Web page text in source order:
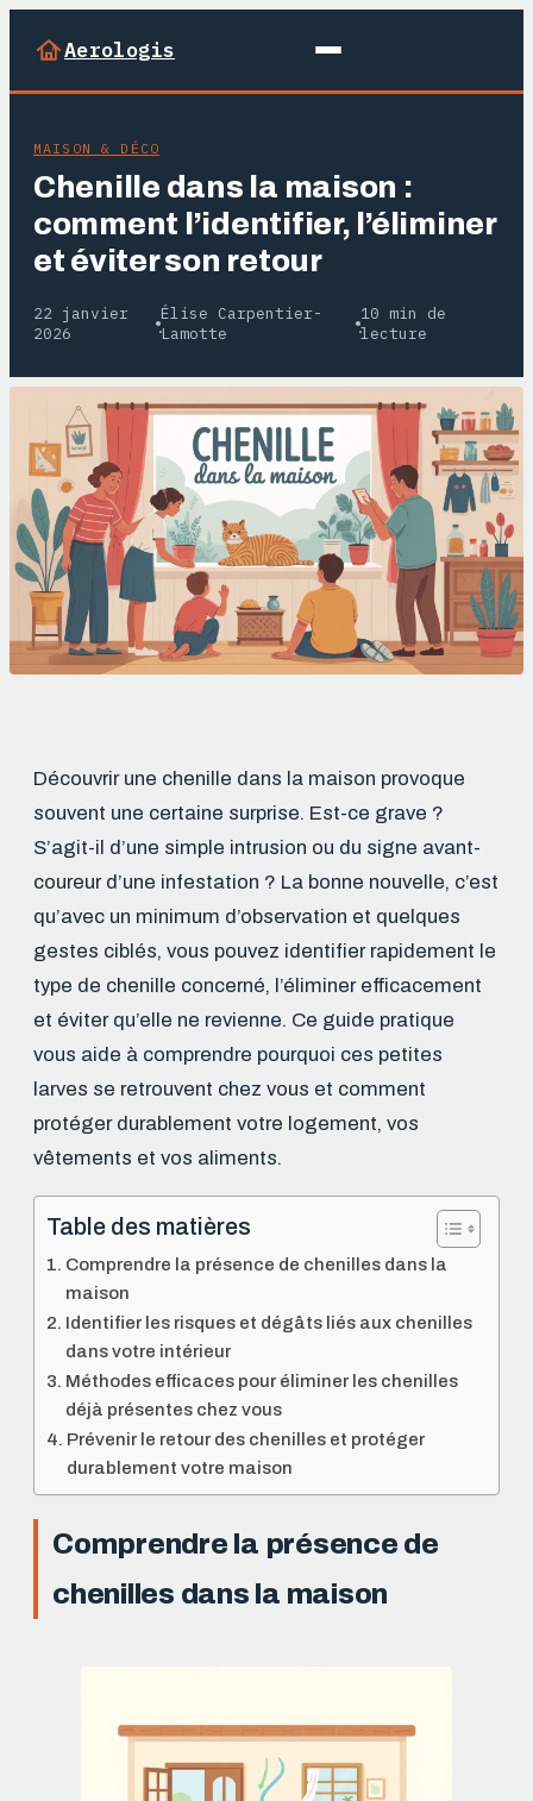
Aerologis
MAISON & DÉCO
Chenille dans la maison :
comment l’identifier, l’éliminer
et éviter son retour
22 janvier
2026
·
Élise Carpentier-
Lamotte
·
10 min de
lecture
Découvrir une chenille dans la maison provoque
souvent une certaine surprise. Est-ce grave ?
S’agit-il d’une simple intrusion ou du signe avant-
coureur d’une infestation ? La bonne nouvelle, c’est
qu’avec un minimum d’observation et quelques
gestes ciblés, vous pouvez identifier rapidement le
type de chenille concerné, l’éliminer efficacement
et éviter qu’elle ne revienne. Ce guide pratique
vous aide à comprendre pourquoi ces petites
larves se retrouvent chez vous et comment
protéger durablement votre logement, vos
vêtements et vos aliments.
Table des matières
Comprendre la présence de chenilles dans la
maison
Identifier les risques et dégâts liés aux chenilles
dans votre intérieur
Méthodes efficaces pour éliminer les chenilles
déjà présentes chez vous
Prévenir le retour des chenilles et protéger
durablement votre maison
Comprendre la présence de
chenilles dans la maison